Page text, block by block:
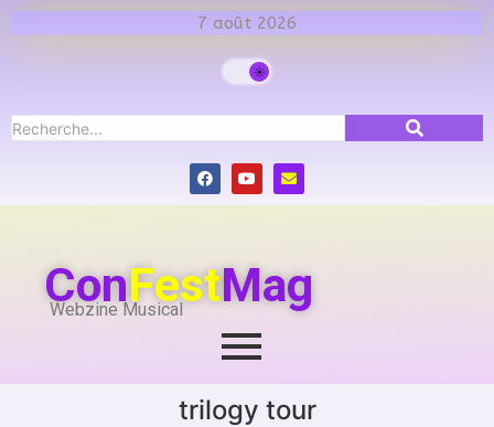
7 août 2026
ConFestMag
Webzine Musical
trilogy tour